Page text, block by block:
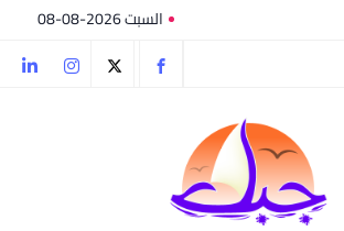
السبت 2026-08-08